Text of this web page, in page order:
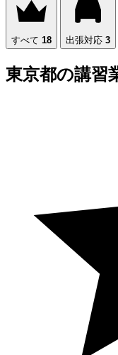
すべて 18 出張対応 3
東京都の講習